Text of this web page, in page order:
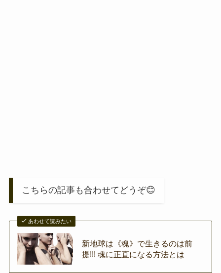
こちらの記事も合わせてどうぞ😊
あわせて読みたい
新地球は《魂》で生きるのは前
提!!! 魂に正直になる方法とは